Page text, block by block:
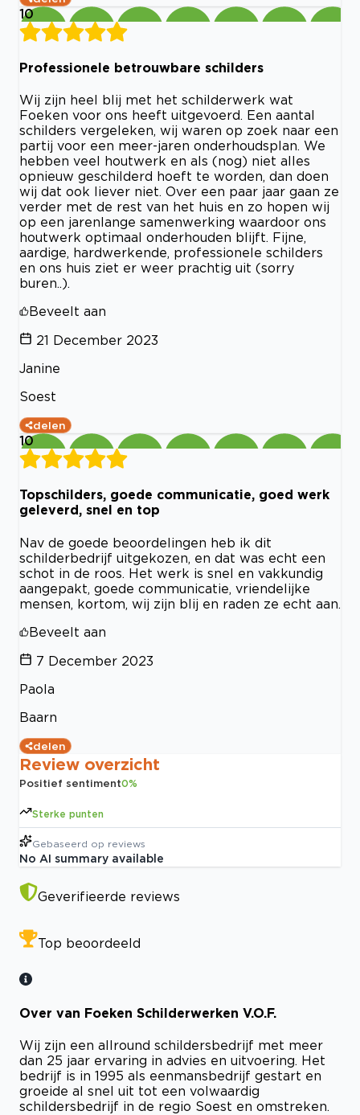
10
Professionele betrouwbare schilders
Wij zijn heel blij met het schilderwerk wat
Foeken voor ons heeft uitgevoerd. Een aantal
schilders vergeleken, wij waren op zoek naar een
partij voor een meer-jaren onderhoudsplan. We
hebben veel houtwerk en als (nog) niet alles
opnieuw geschilderd hoeft te worden, dan doen
wij dat ook liever niet. Over een paar jaar gaan ze
verder met de rest van het huis en zo hopen wij
op een jarenlange samenwerking waardoor ons
houtwerk optimaal onderhouden blijft. Fijne,
aardige, hardwerkende, professionele schilders
en ons huis ziet er weer prachtig uit (sorry
buren..).
Beveelt aan
21 December 2023
Janine
Soest
delen
10
Topschilders, goede communicatie, goed werk
geleverd, snel en top
Nav de goede beoordelingen heb ik dit
schilderbedrijf uitgekozen, en dat was echt een
schot in de roos. Het werk is snel en vakkundig
aangepakt, goede communicatie, vriendelijke
mensen, kortom, wij zijn blij en raden ze echt aan.
Beveelt aan
7 December 2023
Paola
Baarn
delen
Review overzicht
Positief sentiment0%
Sterke punten
Gebaseerd op reviews
No AI summary available
Geverifieerde reviews
Top beoordeeld
Over van Foeken Schilderwerken V.O.F.
Wij zijn een allround schildersbedrijf met meer
dan 25 jaar ervaring in advies en uitvoering. Het
bedrijf is in 1995 als eenmansbedrijf gestart en
groeide al snel uit tot een volwaardig
schildersbedrijf in de regio Soest en omstreken.